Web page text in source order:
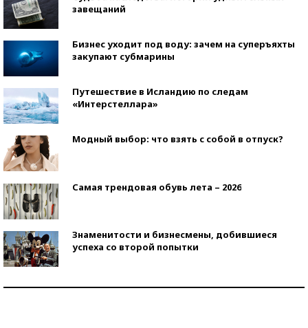
завещаний
Бизнес уходит под воду: зачем на суперъяхты
закупают субмарины
Путешествие в Исландию по следам
«Интерстеллара»
Модный выбор: что взять с собой в отпуск?
Самая трендовая обувь лета – 2026
Знаменитости и бизнесмены, добившиеся
успеха со второй попытки